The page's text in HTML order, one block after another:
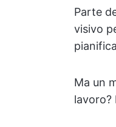
Parte
visivo
Ma un